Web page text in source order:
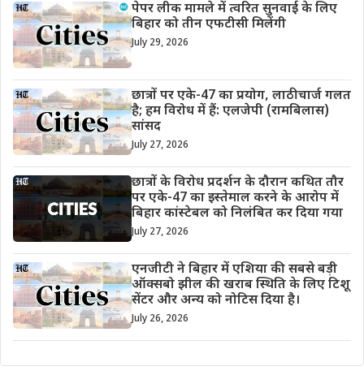
पेपर लीक मामले में त्वरित सुनवाई के लिए
बिहार को तीन एफटीसी मिलेंगी
July 29, 2026
छात्रों पर एके-47 का प्रयोग, लाठीचार्ज गलत
है; हम विरोध में हैं: एलजेपी (रामबिलास)
सांसद
July 27, 2026
छात्रों के विरोध प्रदर्शन के दौरान कथित तौर
पर एके-47 का इस्तेमाल करने के आरोप में
बिहार कांस्टेबल को निलंबित कर दिया गया
July 27, 2026
एनजीटी ने बिहार में एशिया की सबसे बड़ी
ऑक्सबो झील की खराब स्थिति के लिए टिशू
सेंटर और अन्य को नोटिस दिया है।
July 26, 2026